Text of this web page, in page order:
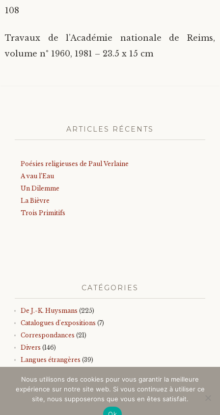
108
Travaux de l’Académie nationale de Reims,
volume n° 1960, 1981 – 23.5 x 15 cm
ARTICLES RÉCENTS
Poésies religieuses de Paul Verlaine
A vau l’Eau
Un Dilemme
La Bièvre
Trois Primitifs
CATÉGORIES
De J.-K. Huysmans (225)
Catalogues d'expositions (7)
Correspondances (21)
Divers (146)
Langues étrangères (39)
Autres(99)
Nous utilisons des cookies pour vous garantir la meilleure
expérience sur notre site web. Si vous continuez à utiliser ce
site, nous supposerons que vous en êtes satisfait.